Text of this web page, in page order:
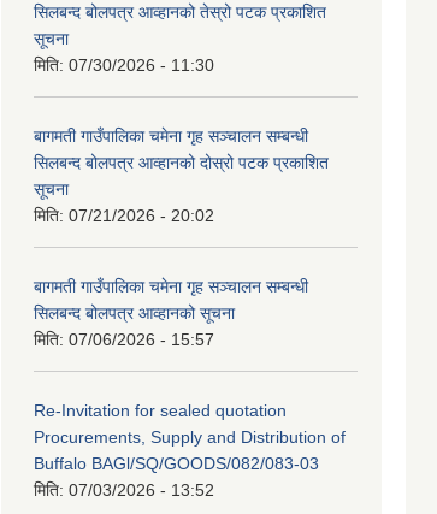
सिलबन्द बोलपत्र आव्हानको तेस्रो पटक प्रकाशित
सूचना
मिति: 07/30/2026 - 11:30
बागमती गाउँपालिका चमेना गृह सञ्चालन सम्बन्धी
सिलबन्द बोलपत्र आव्हानको दोस्रो पटक प्रकाशित
सूचना
मिति: 07/21/2026 - 20:02
बागमती गाउँपालिका चमेना गृह सञ्चालन सम्बन्धी
सिलबन्द बोलपत्र आव्हानको सूचना
मिति: 07/06/2026 - 15:57
Re-Invitation for sealed quotation
Procurements, Supply and Distribution of
Buffalo BAGl/SQ/GOODS/082/083-03
मिति: 07/03/2026 - 13:52